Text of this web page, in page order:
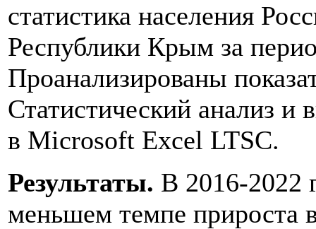
статистика населения
Республики Крым за
Проанализированы
Статистический анализ и
в Microsoft Excel LTSC.
Результаты. В 2016-2022
меньшем темпе прироста